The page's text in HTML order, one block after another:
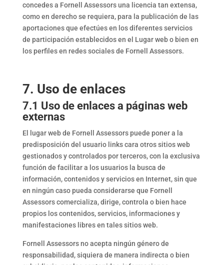
concedes a Fornell Assessors una licencia tan extensa,
como en derecho se requiera, para la publicación de las
aportaciones que efectúes en los diferentes servicios
de participación establecidos en el Lugar web o bien en
los perfiles en redes sociales de Fornell Assessors.
7. Uso de enlaces
7.1 Uso de enlaces a páginas web
externas
El lugar web de Fornell Assessors puede poner a la
predisposición del usuario links cara otros sitios web
gestionados y controlados por terceros, con la exclusiva
función de facilitar a los usuarios la busca de
información, contenidos y servicios en Internet, sin que
en ningún caso pueda considerarse que Fornell
Assessors comercializa, dirige, controla o bien hace
propios los contenidos, servicios, informaciones y
manifestaciones libres en tales sitios web.
Fornell Assessors no acepta ningún género de
responsabilidad, siquiera de manera indirecta o bien